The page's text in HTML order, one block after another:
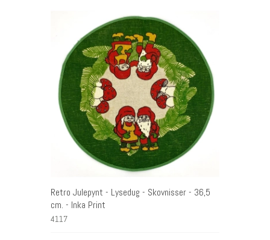
Retro Julepynt - Lysedug - Skovnisser - 36,5
cm. - Inka Print
4117